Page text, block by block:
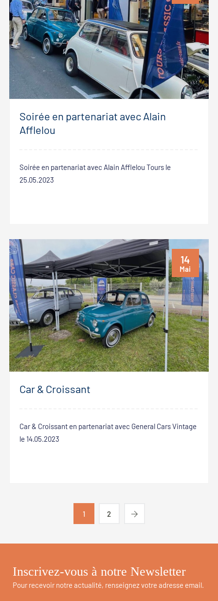
Soirée en partenariat avec Alain
Afflelou
Soirée en partenariat avec Alain Afflelou Tours le
25.05.2023
14
Mai
Car & Croissant
Car & Croissant en partenariat avec General Cars Vintage
le 14.05.2023
1 2
Inscrivez-vous à notre Newsletter
Pour recevoir notre actualité, renseignez votre adresse email.